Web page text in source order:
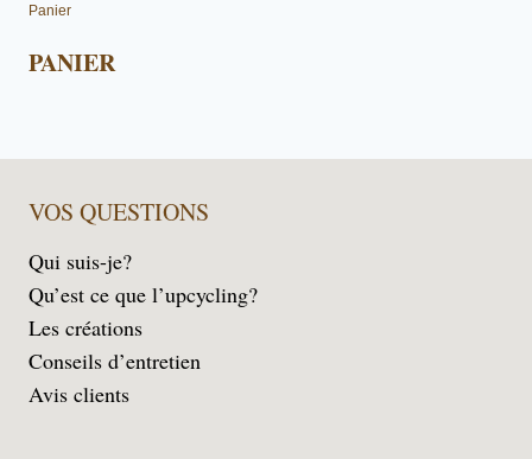
Panier
PANIER
VOS QUESTIONS
Qui suis-je?
Qu’est ce que l’upcycling?
Les créations
Conseils d’entretien
Avis clients